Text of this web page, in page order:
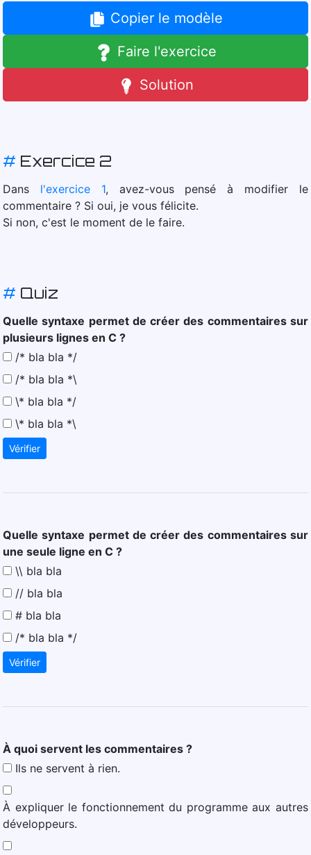
Copier le modèle
Faire l'exercice
Solution
# Exercice 2
Dans l'exercice 1, avez-vous pensé à modifier le
commentaire ? Si oui, je vous félicite.
Si non, c'est le moment de le faire.
# Quiz
Quelle syntaxe permet de créer des commentaires sur
plusieurs lignes en C ?
/* bla bla */
/* bla bla *\
\* bla bla */
\* bla bla *\
Vérifier
Quelle syntaxe permet de créer des commentaires sur
une seule ligne en C ?
\\ bla bla
// bla bla
# bla bla
/* bla bla */
Vérifier
À quoi servent les commentaires ?
Ils ne servent à rien.
À expliquer le fonctionnement du programme aux autres
développeurs.